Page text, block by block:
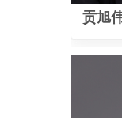
贡旭